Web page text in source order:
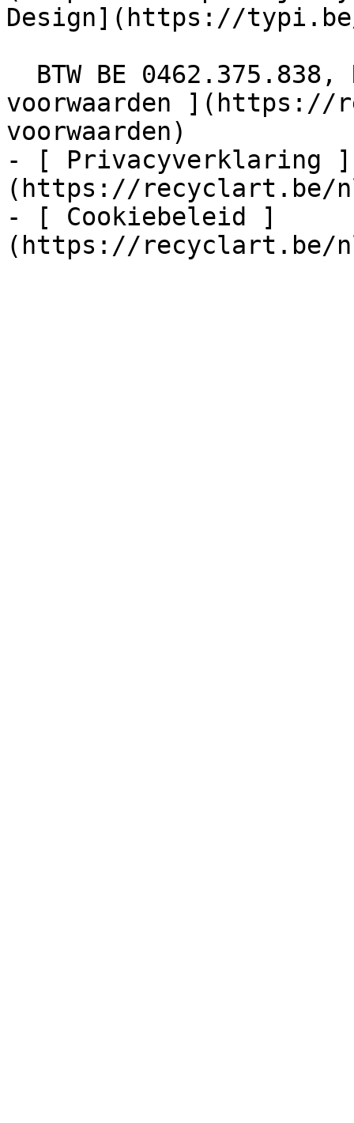
Design](https://
voorwaarden ](https://
voorwaarden)
- [ Privacyverklaring ]
(https://recyclart.be/
- [ Cookiebeleid ]